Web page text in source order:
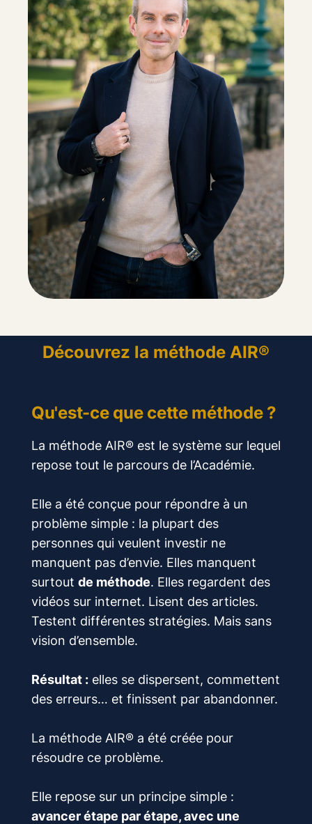
Découvrez la méthode AIR®
Qu'est-ce que cette méthode ?
La méthode AIR® est le système sur lequel
repose tout le parcours de l’Académie.
Elle a été conçue pour répondre à un
problème simple : la plupart des
personnes qui veulent investir ne
manquent pas d’envie. Elles manquent
surtout de méthode. Elles regardent des
vidéos sur internet. Lisent des articles.
Testent différentes stratégies. Mais sans
vision d’ensemble.
Résultat : elles se dispersent, commettent
des erreurs… et finissent par abandonner.
La méthode AIR® a été créée pour
résoudre ce problème.
Elle repose sur un principe simple :
avancer étape par étape, avec une